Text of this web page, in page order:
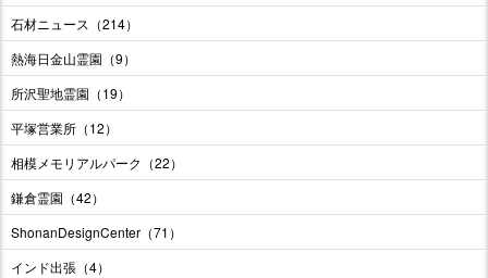
石材ニュース（214）
熱海日金山霊園（9）
所沢聖地霊園（19）
平塚営業所（12）
相模メモリアルパーク（22）
鎌倉霊園（42）
ShonanDesignCenter（71）
インド出張（4）